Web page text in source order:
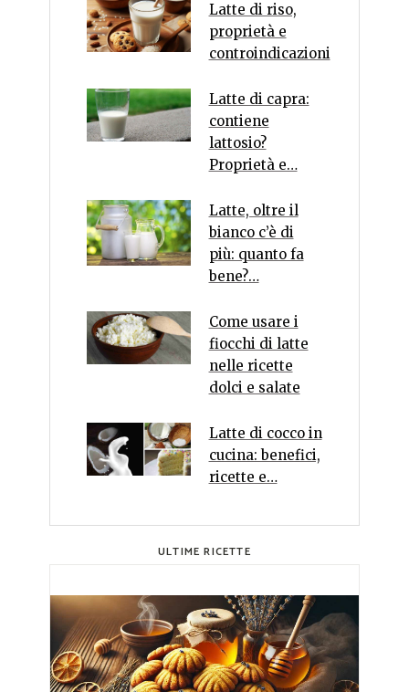
Latte di riso,
proprietà e
controindicazioni
Latte di capra:
contiene
lattosio?
Proprietà e…
Latte, oltre il
bianco c’è di
più: quanto fa
bene?…
Come usare i
fiocchi di latte
nelle ricette
dolci e salate
Latte di cocco in
cucina: benefici,
ricette e…
ULTIME RICETTE